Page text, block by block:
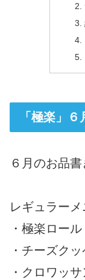
「極楽」
６月のお品
レギュラーメ
・極楽ロール
・チーズク
・クロワッサ